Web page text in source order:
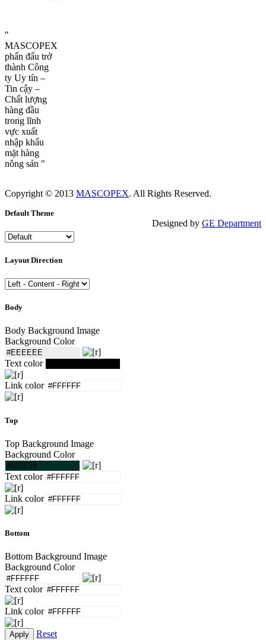
"
MASCOPEX
phấn đấu trở
thành Công
ty Uy tín –
Tin cậy –
Chất lượng
hàng đầu
trong lĩnh
vực xuất
nhập khẩu
mặt hàng
nông sản "
Copyright © 2013 MASCOPEX. All Rights Reserved.
Designed by GE Department
Default Theme
Layout Direction
Body
Body Background Image
Background Color
Text color
Link color
Top
Top Background Image
Background Color
Text color
Link color
Bottom
Bottom Background Image
Background Color
Text color
Link color
Reset